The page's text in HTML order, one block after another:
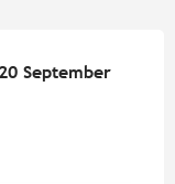
20 September 2026
20 September